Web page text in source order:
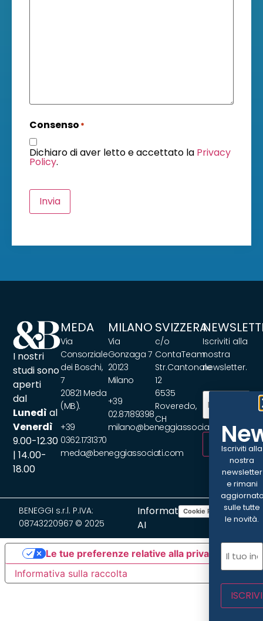
Consenso *
Dichiaro di aver letto e accettato la Privacy
Policy.
Invia
I nostri
studi sono
aperti
dal
Lunedì al
Venerdì
9.00-12.30
| 14.00-
18.00
MEDA
Via
Consorziale
dei Boschi,
7
20821 Meda
(MB).
+39
0362.1731370
meda@beneggiassociati.com
MILANO
Via
Gonzaga 7
20123
Milano
+39
02.87189398
milano@beneggiassociati.com
SVIZZERA
c/o
ContaTeam
Str.Cantonale
12
6535
Roveredo,
CH
Iscriviti alla
nostra
newsletter.
Email
ISCRIVITI
BENEGGI s.r.l. P.IVA:
08743220967 © 2025
Informativa
AI
Cookie PolicyPrivacy Policy
Informativa sulla raccolta
Le tue preferenze relative alla privacy
Iscriviti alla
nostra
newsletter
e rimani
sulle tutte
le novità.
Email